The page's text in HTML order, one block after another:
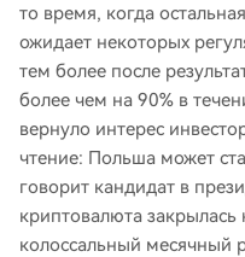
то время, когда
ожидает некоторых
тем более после
более чем на 90% в
вернуло интерес
чтение: Польша может
говорит кандидат в
криптовалюта закрылась
колоссальный месячный